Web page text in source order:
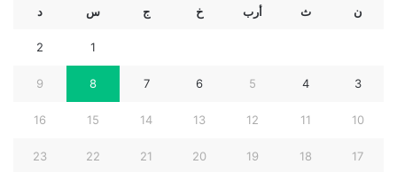
ن ث أرب خ ج س د
1
2
3
4
5
6
7
8
9
10
11
12
13
14
15
16
17
18
19
20
21
22
23